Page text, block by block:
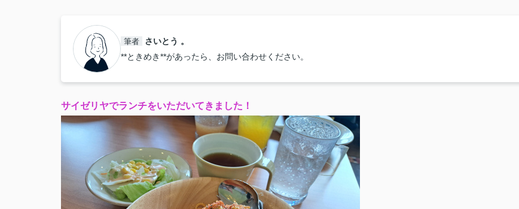
筆者
さいとう 。
**ときめき**があったら、お問い合わせください。
サイゼリヤでランチをいただいてきました！